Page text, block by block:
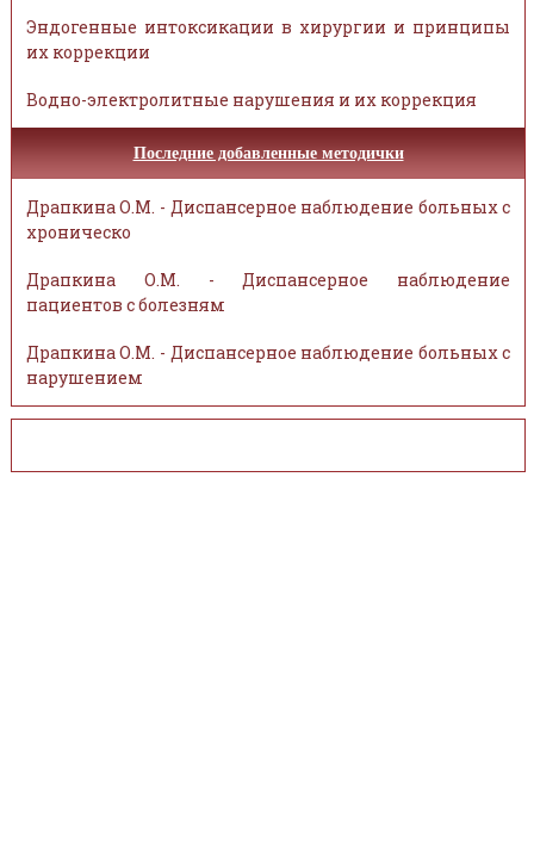
Эндогенные интоксикации в хирургии и принципы
их коррекции
Водно-электролитные нарушения и их коррекция
Последние добавленные методички
Драпкина О.М. - Диспансерное наблюдение больных с
хроническо
Драпкина О.М. - Диспансерное наблюдение
пациентов с болезням
Драпкина О.М. - Диспансерное наблюдение больных с
нарушением